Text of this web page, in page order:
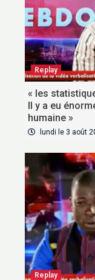
Replay
« les
Il y a eu
humaine »
lundi le 3 août
Replay